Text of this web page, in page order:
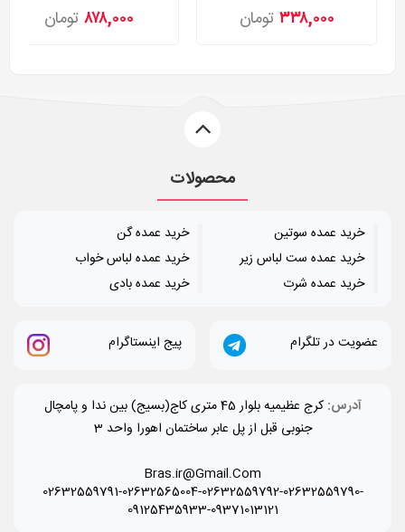
۳۳۸,۰۰۰ تومان ۸۷۸,۰۰۰ تومان
محصولات
خرید عمده سوتین
خرید عمده ست لباس زیر
خرید عمده شرت
خرید عمده گن
خرید عمده لباس خواب
خرید عمده بادی
عضویت در تلگرام پیج اینستاگرام
آدرس:
کرج عظیمیه بلوار 45 متری کاج(بسیج) بین ندا و پامچال
جنوبی قبل از پل عابر ساختمان اهورا واحد 3
Bras.ir@Gmail.Com
02632559791-02632565004-02632559792-02632559790-
09125435933-09371013121